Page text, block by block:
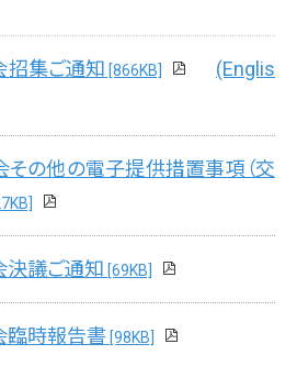
招集ご通知 [866KB]
(Englis
の他の電子提供措置事項（交
議ご通知 [69KB]
臨時報告書 [98KB]